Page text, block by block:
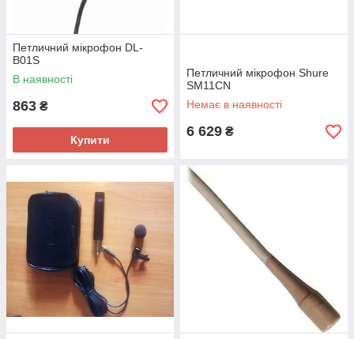
Петличний мікрофон DL-
B01S
В наявності
863 ₴
Купити
Петличний мікрофон Shure
SM11CN
Немає в наявності
6 629 ₴